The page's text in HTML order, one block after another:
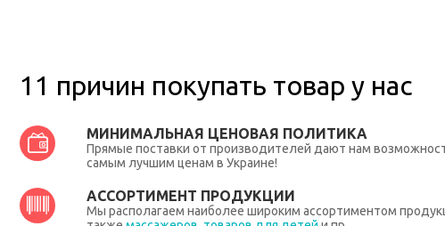
11 причин покупать товар у нас
МИНИМАЛЬНАЯ ЦЕНОВАЯ ПОЛИТИКА
Прямые поставки от производителей дают нам
самым лучшим ценам в Украине!
АССОРТИМЕНТ ПРОДУКЦИИ
Мы располагаем наиболее широким ассортиментом